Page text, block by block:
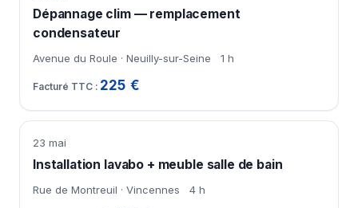
Dépannage clim — remplacement
condensateur
Avenue du Roule · Neuilly-sur-Seine 1 h
225 €
23 mai
Installation lavabo + meuble salle de bain
Rue de Montreuil · Vincennes 4 h